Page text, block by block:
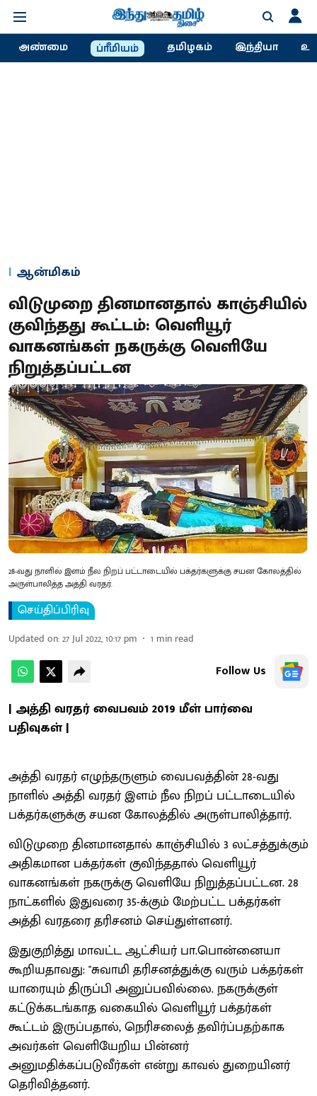
அண்மை ப்ரீமியம் தமிழகம் இந்தியா
ஆன்மிகம்
விடுமுறை தினமானதால் காஞ்சியில்
குவிந்தது கூட்டம்: வெளியூர்
வாகனங்கள் நகருக்கு வெளியே
நிறுத்தப்பட்டன
28-வது நாளில் இளம் நீல நிறப் பட்டாடையில் பக்தர்களுக்கு சயன கோலத்தில்
அருள்பாலித்த அத்தி வரதர்.
செய்திப்பிரிவு
Updated on:27 Jul 2022, 10:17 pm 1 min read
Follow Us
| அத்தி வரதர் வைபவம் 2019 மீள் பார்வை
பதிவுகள் |
அத்தி வரதர் எழுந்தருளும் வைபவத்தின் 28-வது
நாளில் அத்தி வரதர் இளம் நீல நிறப் பட்டாடையில்
பக்தர்களுக்கு சயன கோலத்தில் அருள்பாலித்தார்.
விடுமுறை தினமானதால் காஞ்சியில் 3 லட்சத்துக்கும்
அதிகமான பக்தர்கள் குவிந்ததால் வெளியூர்
வாகனங்கள் நகருக்கு வெளியே நிறுத்தப்பட்டன. 28
நாட்களில் இதுவரை 35-க்கும் மேற்பட்ட பக்தர்கள்
அத்தி வரதரை தரிசனம் செய்துள்ளனர்.
இதுகுறித்து மாவட்ட ஆட்சியர் பா.பொன்னையா
கூறியதாவது: "சுவாமி தரிசனத்துக்கு வரும் பக்தர்கள்
யாரையும் திருப்பி அனுப்பவில்லை. நகருக்குள்
கட்டுக்கடங்காத வகையில் வெளியூர் பக்தர்கள்
கூட்டம் இருப்பதால், நெரிசலைத் தவிர்ப்பதற்காக
அவர்கள் வெளியேறிய பின்னர்
அனுமதிக்கப்படுவீர்கள் என்று காவல் துறையினர்
தெரிவித்தனர்.